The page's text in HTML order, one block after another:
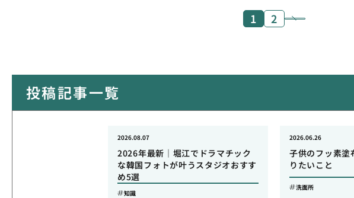
1 2
投稿記事一覧
2026年最新｜堀江でドラマチック
な韓国フォトが叶うスタジオおすす
め5選
2026.08.07
知識
子供のフッ素塗
りたいこと
2026.06.26
洗面所